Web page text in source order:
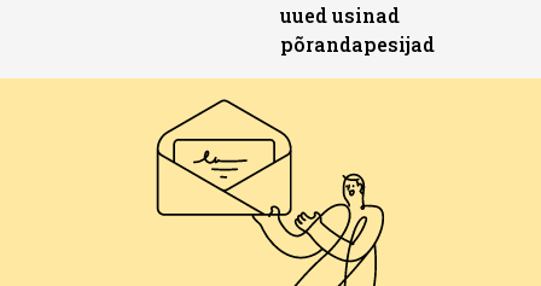
uued usinad
põrandapesijad